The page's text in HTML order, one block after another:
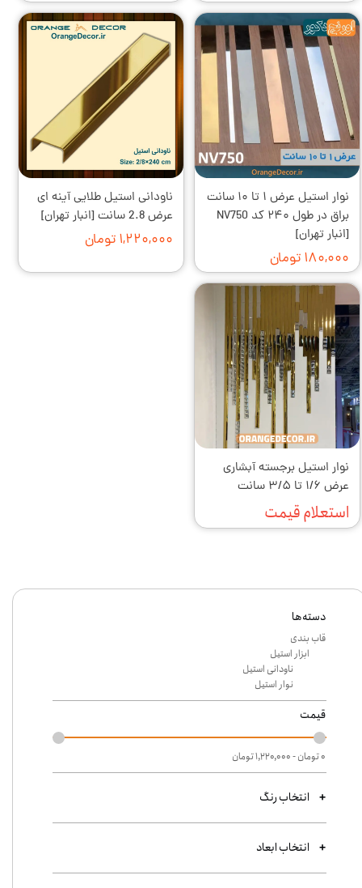
دسته‌ها
قاب بندی
ابزار استیل
ناودانی استیل
نوار استیل
قیمت
۰ تومان - ۱,۲۲۰,۰۰۰ تومان
انتخاب رنگ
انتخاب ابعاد
نوار استیل عرض ۱ تا ۱۰ سانت
براق در طول ۲۴۰ کد NV750
[انبار تهران]
۱۸۰,۰۰۰ تومان
ناودانی استیل طلایی آینه ای
عرض 2.8 سانت [انبار تهران]
۱,۲۲۰,۰۰۰ تومان
نوار استیل برجسته آبشاری
عرض ۱/۶ تا ۳/۵ سانت
استعلام قیمت